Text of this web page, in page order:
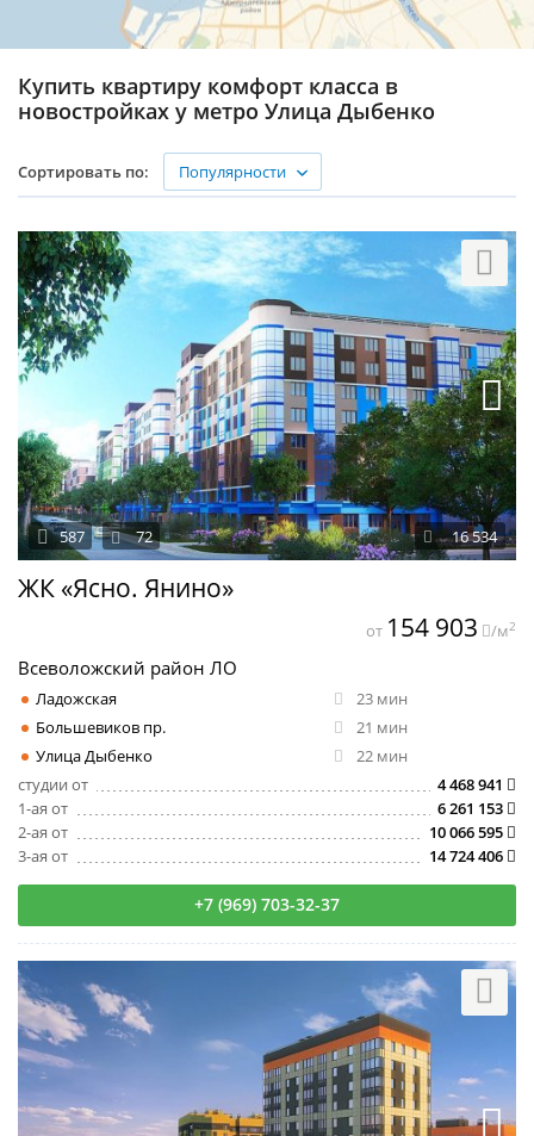
Купить квартиру комфорт класса в
новостройках у метро Улица Дыбенко
Сортировать по: Популярности
ЖК «Ясно. Янино»
16 534
587 72
Всеволожский район ЛО
Ладожская
23 мин
Большевиков пр.
21 мин
Улица Дыбенко
22 мин
студии от
4 468 941
1-ая от
6 261 153
2-ая от
10 066 595
3-ая от
14 724 406
от 154 903 /м2
+7 (969) 703-32-37